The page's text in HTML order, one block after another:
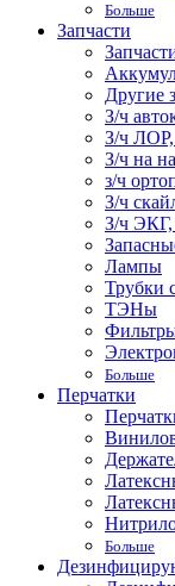
Больше
Запчасти
Другие
З/ч
З/ч ЛОР,
З/ч на
з/ч
З/ч
З/ч ЭКГ,
Лампы
Трубки
ТЭНы
Больше
Перчатки
Больше